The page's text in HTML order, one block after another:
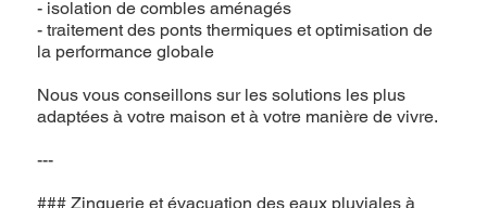
- isolation de combles aménagés
- traitement des ponts thermiques et optimisation de
la performance globale
Nous vous conseillons sur les solutions les plus
adaptées à votre maison et à votre manière de vivre.
---
### Zinguerie et évacuation des eaux pluviales à